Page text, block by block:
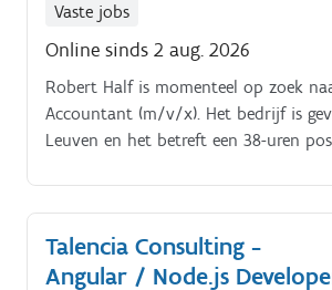
Vaste jobs
Online sinds 2 aug. 2026
Robert Half is momenteel op zoek
Accountant (m/v/x). Het bedrijf is
Leuven en het betreft een 38-uren
Accountant zijn:Je voert cash
betalingen aan leveranciers voor en
bereidt loonboekingen voor;Je bereidt
Talencia Consulting -
Angular / Node.js